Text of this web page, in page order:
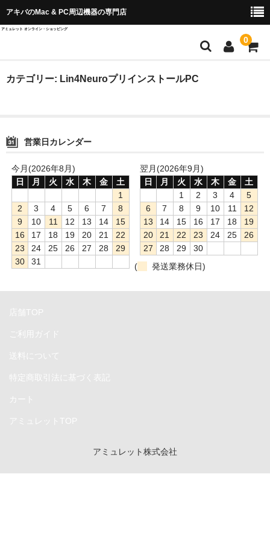
アキバのMac & PC周辺機器の専門店
アミュレット オンライン・ショッピング
0
店舗TOP
SPARKLE
QuattroPod
Cast Go
EZCast ProAV
PowerColor
NewerTech
RebDrive／FireRack
カテゴリー: Lin4NeuroプリインストールPC
営業日カレンダー
今月(2026年8月)
日
月 火 水 木 金
土
1
2
3 4 5 6 7
8
9
10 11 12 13 14
15
16
17 18 19 20 21
22
23
24 25 26 27 28
29
30
31
翌月(2026年9月)
日
月 火 水 木 金
土
1
2 3 4
5
6
7 8 9 10 11
12
13
14 15 16 17 18
19
20
21 22 23 24 25
26
27
28 29
30
(
発送業務休日)
店舗TOP
ご利用ガイド
送料について
特定商取引法に基づく表記
カート
アミュレットTOP
アミュレット株式会社